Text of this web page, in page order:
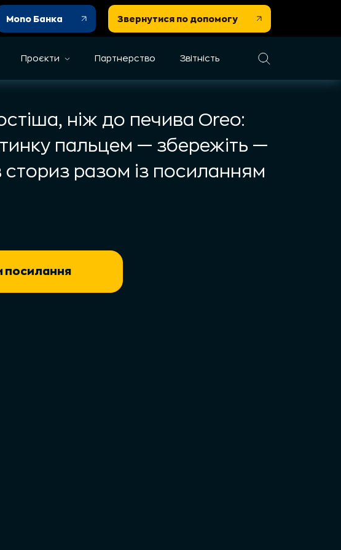
Mono Банка Звернутися по допомогу
Проєкти Партнерство Звітність
ніж до печива Oreo:
пальцем — збережіть —
сториз разом із посиланням
посилання